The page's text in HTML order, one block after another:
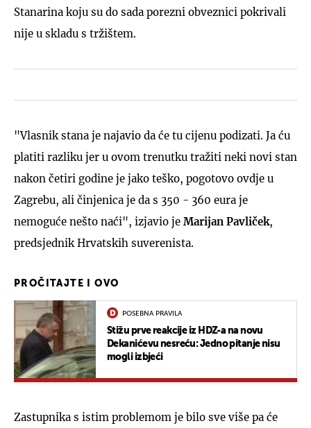
Stanarina koju su do sada porezni obveznici pokrivali
nije u skladu s tržištem.
"Vlasnik stana je najavio da će tu cijenu podizati. Ja ću
platiti razliku jer u ovom trenutku tražiti neki novi stan
nakon četiri godine je jako teško, pogotovo ovdje u
Zagrebu, ali činjenica je da s 350 - 360 eura je
nemoguće nešto naći", izjavio je Marijan Pavliček,
predsjednik Hrvatskih suverenista.
PROČITAJTE I OVO
POSEBNA PRAVILA
Stižu prve reakcije iz HDZ-a na novu
Dekanićevu nesreću: Jedno pitanje nisu
mogli izbjeći
Zastupnika s istim problemom je bilo sve više pa će